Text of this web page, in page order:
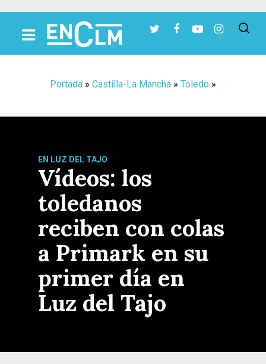
Portada » Castilla-La Mancha » Toledo »
EN LUZ DEL TAJO
Vídeos: los
toledanos
reciben con colas
a Primark en su
primer día en
Luz del Tajo